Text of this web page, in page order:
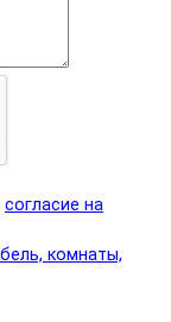
согласие на